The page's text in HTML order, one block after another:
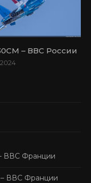
– ВВС России
ВВС Франции
– ВВС Франции